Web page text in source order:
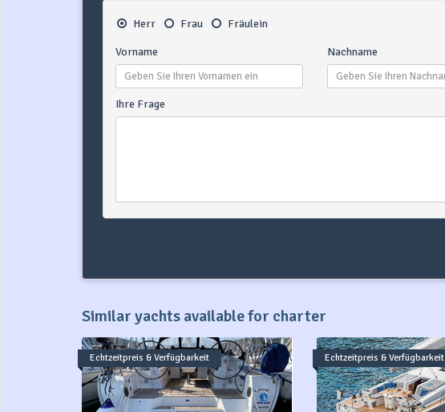
Herr Frau Fräulein
Vorname Nachname
Ihre Frage
Similar yachts available for charter
Echtzeitpreis & Verfügbarkeit Echtzeitpreis & Verfügbarkeit